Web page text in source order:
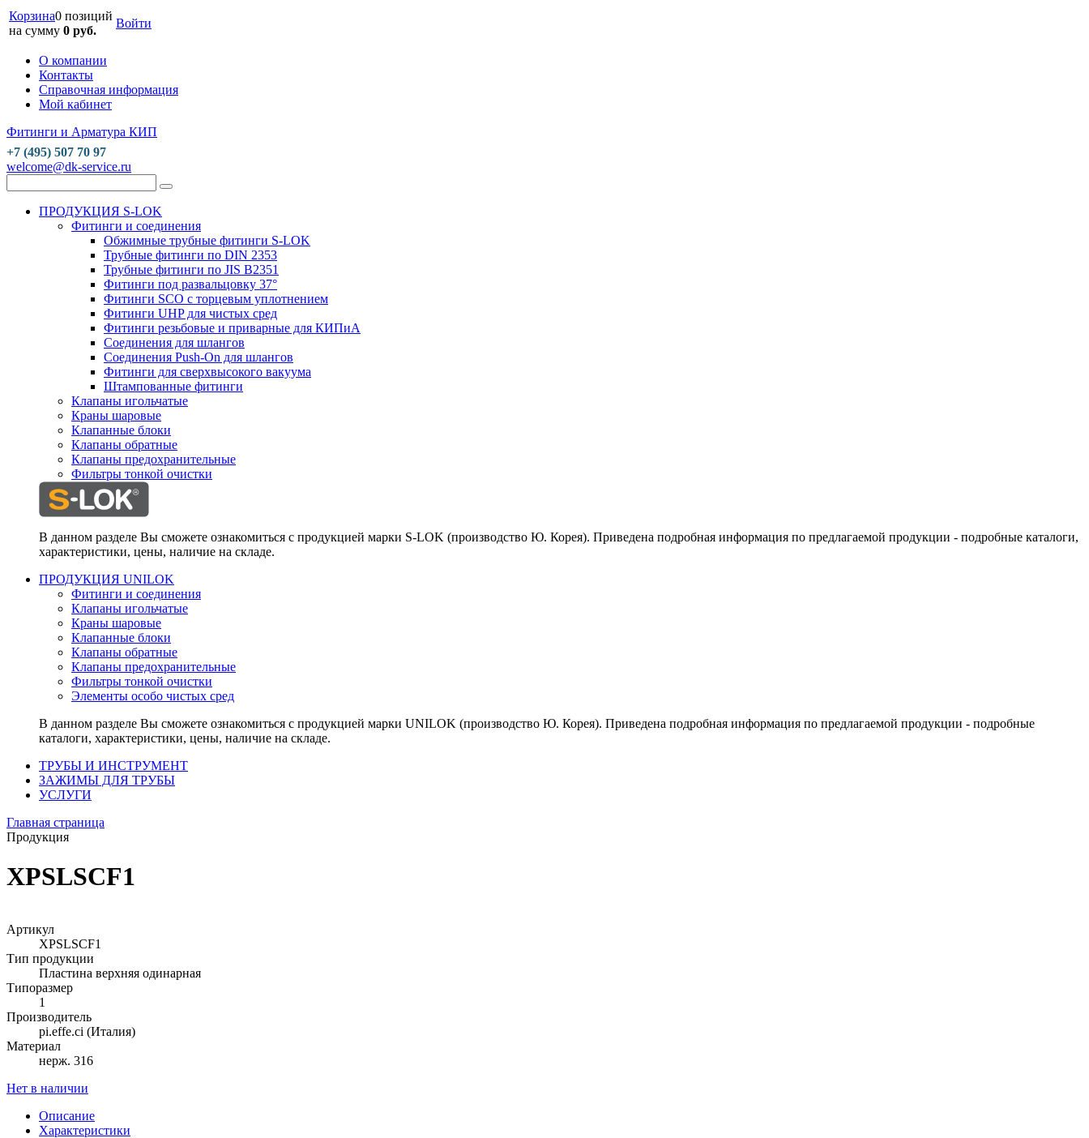
Корзина0 позиций
на сумму 0 руб.
Войти
О компании
Контакты
Справочная информация
Мой кабинет
Фитинги и Арматура КИП
+7 (495) 507 70 97
welcome@dk-service.ru
ПРОДУКЦИЯ S-LOK
Фитинги и соединения
Обжимные трубные фитинги S-LOK
Трубные фитинги по DIN 2353
Трубные фитинги по JIS B2351
Фитинги под развальцовку 37°
Фитинги SCO с торцевым уплотнением
Фитинги UHP для чистых сред
Фитинги резьбовые и приварные для КИПиА
Соединения для шлангов
Соединения Push-On для шлангов
Фитинги для сверхвысокого вакуума
Штампованные фитинги
Клапаны игольчатые
Краны шаровые
Клапанные блоки
Клапаны обратные
Клапаны предохранительные
Фильтры тонкой очистки
В данном разделе Вы сможете ознакомиться с продукцией марки S-LOK (производство Ю. Корея). Приведена подробная информация по предлагаемой продукции - подробные каталоги,
характеристики, цены, наличие на складе.
ПРОДУКЦИЯ UNILOK
Фитинги и соединения
Клапаны игольчатые
Краны шаровые
Клапанные блоки
Клапаны обратные
Клапаны предохранительные
Фильтры тонкой очистки
Элементы особо чистых сред
В данном разделе Вы сможете ознакомиться с продукцией марки UNILOK (производство Ю. Корея). Приведена подробная информация по предлагаемой продукции - подробные
каталоги, характеристики, цены, наличие на складе.
ТРУБЫ И ИНСТРУМЕНТ
ЗАЖИМЫ ДЛЯ ТРУБЫ
УСЛУГИ
Главная страница
Продукция
XPSLSCF1
Артикул
XPSLSCF1
Тип продукции
Пластина верхняя одинарная
Типоразмер
1
Производитель
pi.effe.ci (Италия)
Материал
нерж. 316
Нет в наличии
Описание
Характеристики